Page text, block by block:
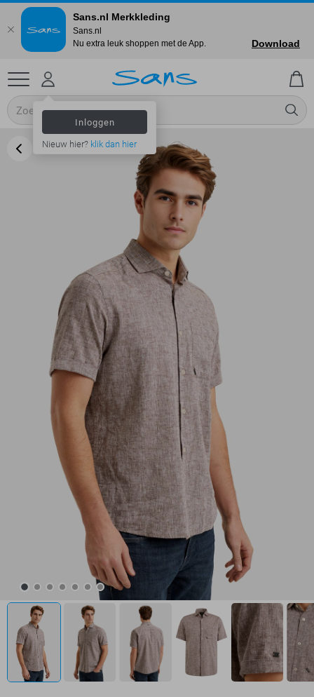
Inloggen
Nieuw hier? klik dan hier
Sans.nl Merkkleding
Sans.nl
Nu extra leuk shoppen met de App.
Download